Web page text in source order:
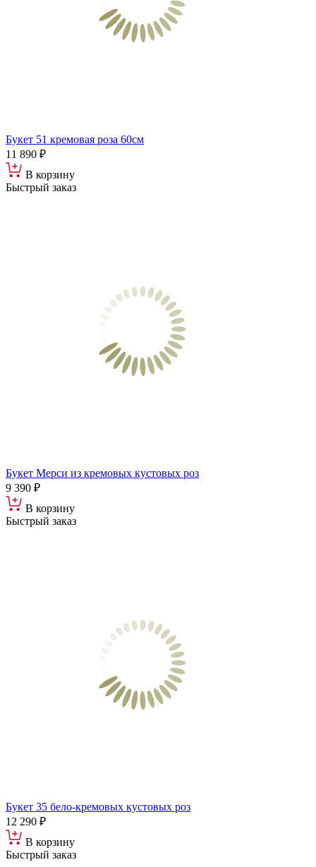
Букет 51 кремовая роза 60см
11 890 ₽
В корзину
Быстрый заказ
Букет Мерси из кремовых кустовых роз
9 390 ₽
В корзину
Быстрый заказ
Букет 35 бело-кремовых кустовых роз
12 290 ₽
В корзину
Быстрый заказ